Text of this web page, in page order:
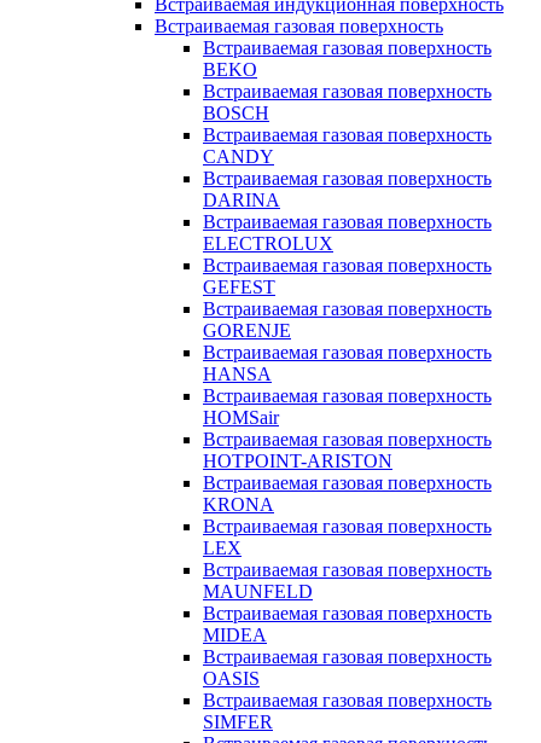
Встраиваемая индукционная поверхность
Встраиваемая газовая поверхность
Встраиваемая газовая поверхность
BEKO
Встраиваемая газовая поверхность
BOSCH
Встраиваемая газовая поверхность
CANDY
Встраиваемая газовая поверхность
DARINA
Встраиваемая газовая поверхность
ELECTROLUX
Встраиваемая газовая поверхность
GEFEST
Встраиваемая газовая поверхность
GORENJE
Встраиваемая газовая поверхность
HANSA
Встраиваемая газовая поверхность
HOMSair
Встраиваемая газовая поверхность
HOTPOINT-ARISTON
Встраиваемая газовая поверхность
KRONA
Встраиваемая газовая поверхность
LEX
Встраиваемая газовая поверхность
MAUNFELD
Встраиваемая газовая поверхность
MIDEA
Встраиваемая газовая поверхность
OASIS
Встраиваемая газовая поверхность
SIMFER